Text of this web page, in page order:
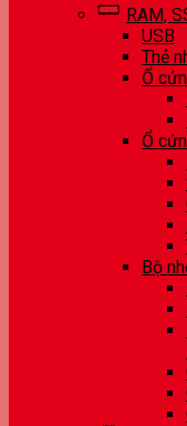
RAM,
USB
Thẻ
Ổ
Ổ
Bộ